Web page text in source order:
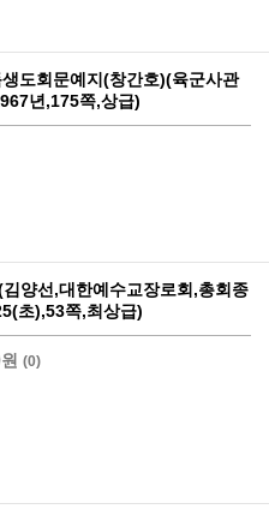
도회문예지(창간호)(육군사관
년,175쪽,상급)
양선,대한예수교장로회,총회종
초),53쪽,최상급)
(0)